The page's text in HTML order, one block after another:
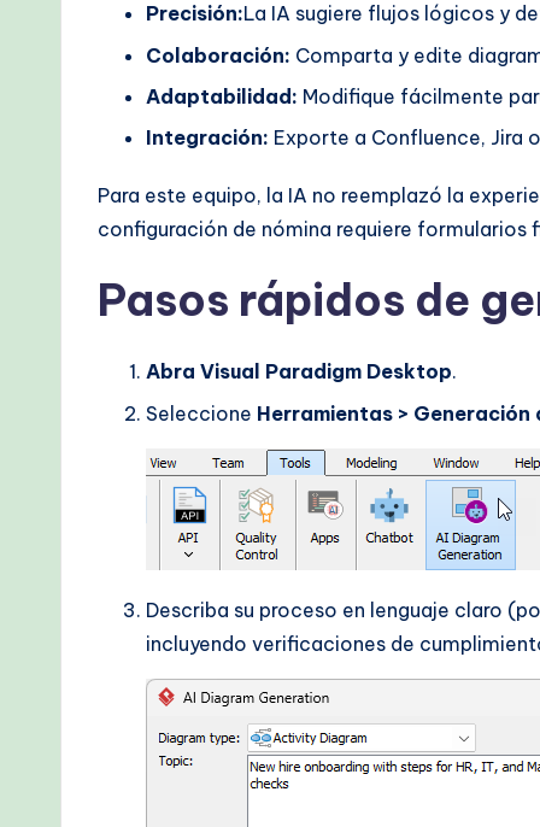
Precisión:La IA sugiere flujos lógicos y
Colaboración: Comparta y edite
Adaptabilidad: Modifique fácilmente
Integración: Exporte a Confluence, Jira
Para este equipo, la IA no reemplazó la
configuración de nómina requiere formularios
Pasos rápidos de
Abra Visual Paradigm Desktop.
Seleccione Herramientas > Generación
Describa su proceso en lenguaje claro
incluyendo verificaciones de